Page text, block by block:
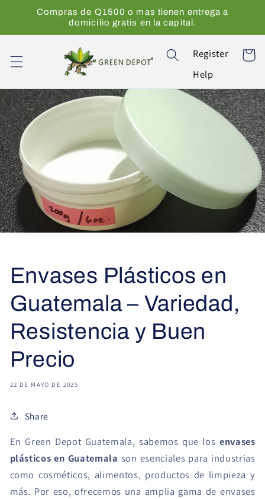
directamente
Compras de Q1500 o mas tienen entrega a
domicilio gratis en la capital.
Register
Help
Carrito
Envases Plásticos en
Guatemala – Variedad,
Resistencia y Buen
Precio
22 DE MAYO DE 2025
Share
En Green Depot Guatemala, sabemos que los envases
plásticos en Guatemala son esenciales para industrias
como cosméticos, alimentos, productos de limpieza y
más. Por eso, ofrecemos una amplia gama de envases